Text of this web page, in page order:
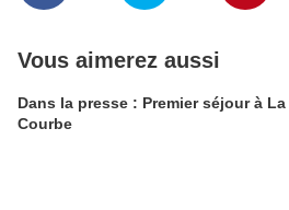
Vous aimerez aussi
Dans la presse : Premier séjour à La
Courbe